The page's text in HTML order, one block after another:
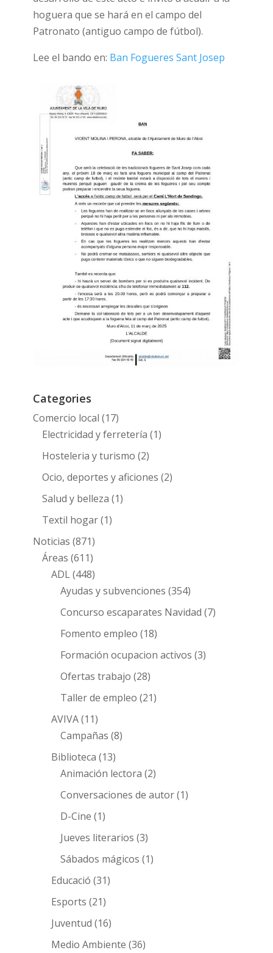
hoguera que se hará en el campo del
Patronato (antiguo campo de fútbol).
Lee el bando en: Ban Fogueres Sant Josep
Categories
Comercio local (17)
Electricidad y ferretería (1)
Hosteleria y turismo (2)
Ocio, deportes y aficiones (2)
Salud y belleza (1)
Textil hogar(1)
Noticias (871)
Áreas (611)
ADL(448)
Ayudas y subvenciones (354)
Concurso escaparates Navidad (7)
Fomento empleo (18)
Formación ocupacion activos (3)
Ofertas trabajo (28)
Taller de empleo (21)
AVIVA(11)
Campañas (8)
Biblioteca (13)
Animación lectora (2)
Conversaciones de autor(1)
D-Cine (1)
Jueves literarios (3)
Sábados mágicos (1)
Educació (31)
Esports (21)
Juventud (16)
Medio Ambiente (36)